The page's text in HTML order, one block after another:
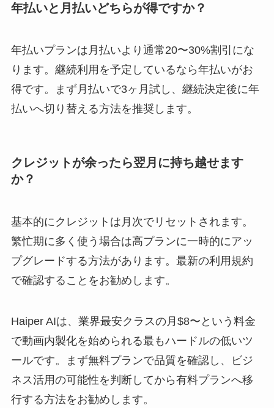
年払いと月払いどちらが得ですか？
年払いプランは月払いより通常20〜30%割引にな
ります。継続利用を予定しているなら年払いがお
得です。まず月払いで3ヶ月試し、継続決定後に年
払いへ切り替える方法を推奨します。
クレジットが余ったら翌月に持ち越せます
か？
基本的にクレジットは月次でリセットされます。
繁忙期に多く使う場合は高プランに一時的にアッ
プグレードする方法があります。最新の利用規約
で確認することをお勧めします。
Haiper AIは、業界最安クラスの月$8〜という料金
で動画内製化を始められる最もハードルの低いツ
ールです。まず無料プランで品質を確認し、ビジ
ネス活用の可能性を判断してから有料プランへ移
行する方法をお勧めします。